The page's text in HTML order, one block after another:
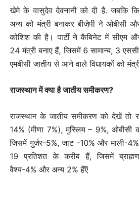
खेमे के वासुदेव देवनानी को दी है. जबकि
अन्य को मंत्री बनाकर बीजेपी ने ओबीसी
कोशिश की है। पार्टी ने कैबिनेट में सीएम
24 मंत्री बनाए हैं, जिसमें 6 सामान्य, 3
एमबीसी जातीय से आने वाले विधायकों को
राजस्थान में क्या है जातीय समीकरण?
राजस्थान के जातीय समीकरण को देखें तो
14% (मीणा 7%), मुस्लिम – 9%, ओबीसी
जिसमें गुर्जर-5%, जाट -10% और माली-4%
19 प्रतिशत के करीब हैं, जिसमें
वैश्य-4% और अन्य 2% हैंऍ